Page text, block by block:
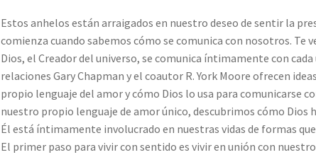
Estos anhelos están arraigados en nuestro deseo de sentir la
comienza cuando sabemos cómo se comunica con nosotros. Te
Dios, el Creador del universo, se comunica íntimamente con
relaciones Gary Chapman y el coautor R. York Moore ofrecen
propio lenguaje del amor y cómo Dios lo usa para comunicarse
nuestro propio lenguaje de amor único, descubrimos cómo Dios
Él está íntimamente involucrado en nuestras vidas de formas
El primer paso para vivir con sentido es vivir en unión con